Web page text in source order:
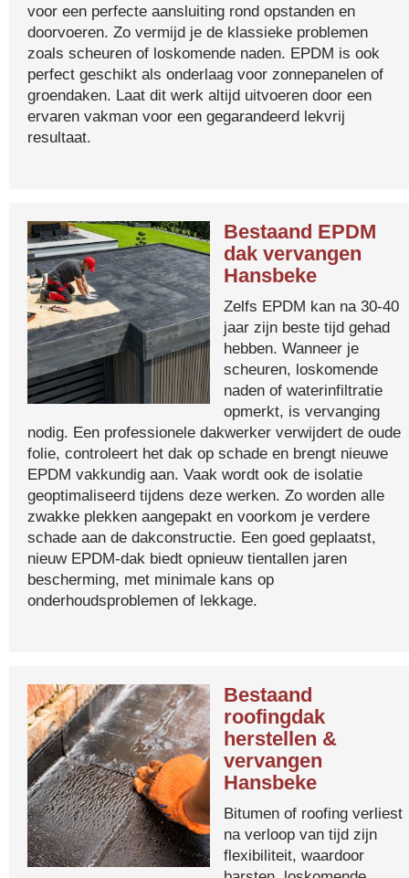
voor een perfecte aansluiting rond opstanden en
doorvoeren. Zo vermijd je de klassieke problemen
zoals scheuren of loskomende naden. EPDM is ook
perfect geschikt als onderlaag voor zonnepanelen of
groendaken. Laat dit werk altijd uitvoeren door een
ervaren vakman voor een gegarandeerd lekvrij
resultaat.
Bestaand EPDM
dak vervangen
Hansbeke
Zelfs EPDM kan na 30-40
jaar zijn beste tijd gehad
hebben. Wanneer je
scheuren, loskomende
naden of waterinfiltratie
opmerkt, is vervanging
nodig. Een professionele dakwerker verwijdert de oude
folie, controleert het dak op schade en brengt nieuwe
EPDM vakkundig aan. Vaak wordt ook de isolatie
geoptimaliseerd tijdens deze werken. Zo worden alle
zwakke plekken aangepakt en voorkom je verdere
schade aan de dakconstructie. Een goed geplaatst,
nieuw EPDM-dak biedt opnieuw tientallen jaren
bescherming, met minimale kans op
onderhoudsproblemen of lekkage.
Bestaand
roofingdak
herstellen &
vervangen
Hansbeke
Bitumen of roofing verliest
na verloop van tijd zijn
flexibiliteit, waardoor